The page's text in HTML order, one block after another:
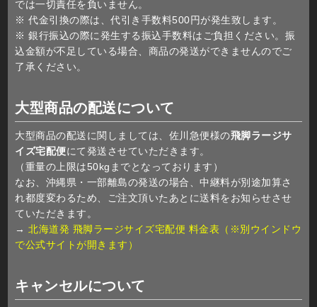
では一切責任を負いません。
※ 代金引換の際は、代引き手数料500円が発生致します。
※ 銀行振込の際に発生する振込手数料はご負担ください。振
込金額が不足している場合、商品の発送ができませんのでご
了承ください。
大型商品の配送について
大型商品の配送に関しましては、佐川急便様の飛脚ラージサ
イズ宅配便にて発送させていただきます。
（重量の上限は50kgまでとなっております）
なお、沖縄県・一部離島の発送の場合、中継料が別途加算さ
れ都度変わるため、ご注文頂いたあとに送料をお知らせさせ
ていただきます。
→北海道発 飛脚ラージサイズ宅配便 料金表（※別ウインドウ
で公式サイトが開きます）
キャンセルについて